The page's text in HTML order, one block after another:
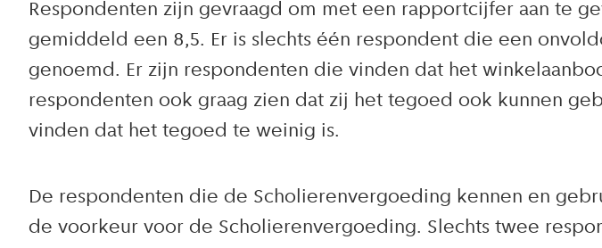
Respondenten zijn gevraagd om met een rapportcijfer aan te
gemiddeld een 8,5. Er is slechts één respondent die een
genoemd. Er zijn respondenten die vinden dat het
respondenten ook graag zien dat zij het tegoed ook kunnen
vinden dat het tegoed te weinig is.
De respondenten die de Scholierenvergoeding kennen en
de voorkeur voor de Scholierenvergoeding. Slechts twee